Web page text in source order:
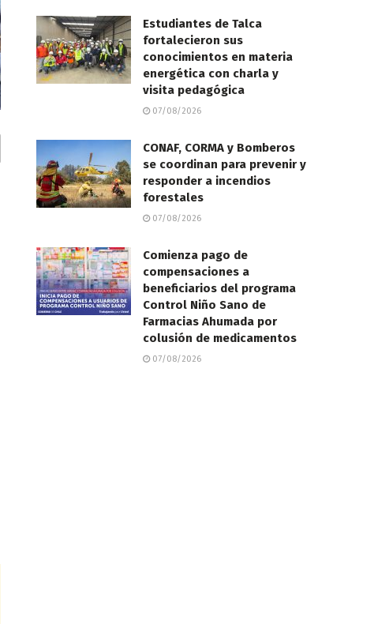
Estudiantes de Talca
fortalecieron sus
conocimientos en materia
energética con charla y
visita pedagógica
07/08/2026
CONAF, CORMA y Bomberos
se coordinan para prevenir y
responder a incendios
forestales
07/08/2026
Comienza pago de
compensaciones a
beneficiarios del programa
Control Niño Sano de
Farmacias Ahumada por
colusión de medicamentos
07/08/2026